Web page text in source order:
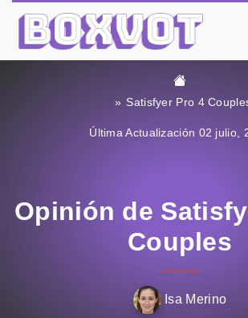
Satisfyer Pro 4
Última Actualización 02 julio,
Opinión de
Couples
Isa Merino